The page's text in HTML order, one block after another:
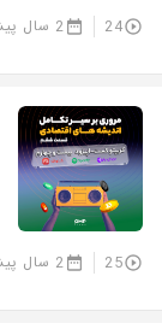
24 2 سال پیش
25 2 سال پیش